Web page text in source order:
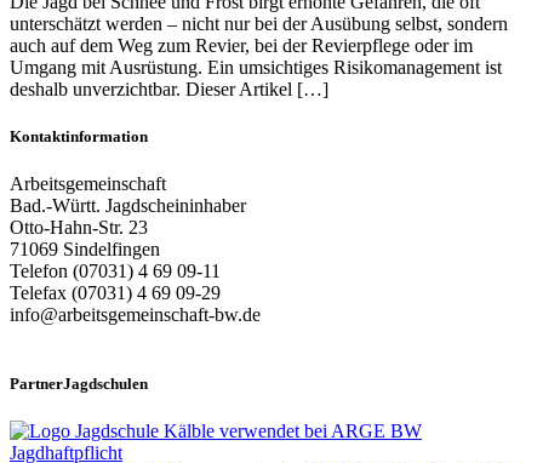
unterschätzt werden – nicht nur bei der Ausübung selbst, sondern
auch auf dem Weg zum Revier, bei der Revierpflege oder im
Umgang mit Ausrüstung. Ein umsichtiges Risikomanagement ist
deshalb unverzichtbar. Dieser Artikel […]
Kontaktinformation
Arbeitsgemeinschaft
Bad.-Württ. Jagdscheininhaber
Otto-Hahn-Str. 23
71069 Sindelfingen
Telefon (07031) 4 69 09-11
Telefax (07031) 4 69 09-29
info@arbeitsgemeinschaft-bw.de
PartnerJagdschulen